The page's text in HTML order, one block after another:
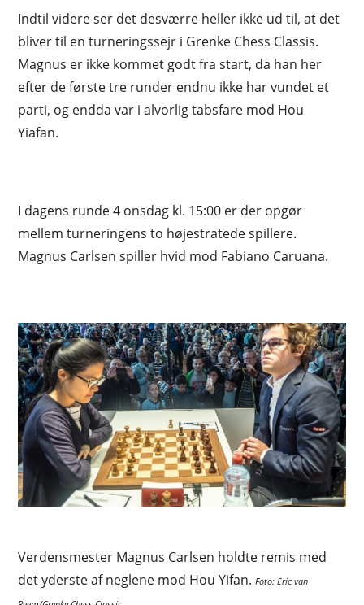
Indtil videre ser det desværre heller ikke ud til, at det
bliver til en turneringssejr i Grenke Chess Classis.
Magnus er ikke kommet godt fra start, da han her
efter de første tre runder endnu ikke har vundet et
parti, og endda var i alvorlig tabsfare mod Hou
Yiafan.
I dagens runde 4 onsdag kl. 15:00 er der opgør
mellem turneringens to højestratede spillere.
Magnus Carlsen spiller hvid mod Fabiano Caruana.
Verdensmester Magnus Carlsen holdte remis med
det yderste af neglene mod Hou Yifan.Foto: Eric van